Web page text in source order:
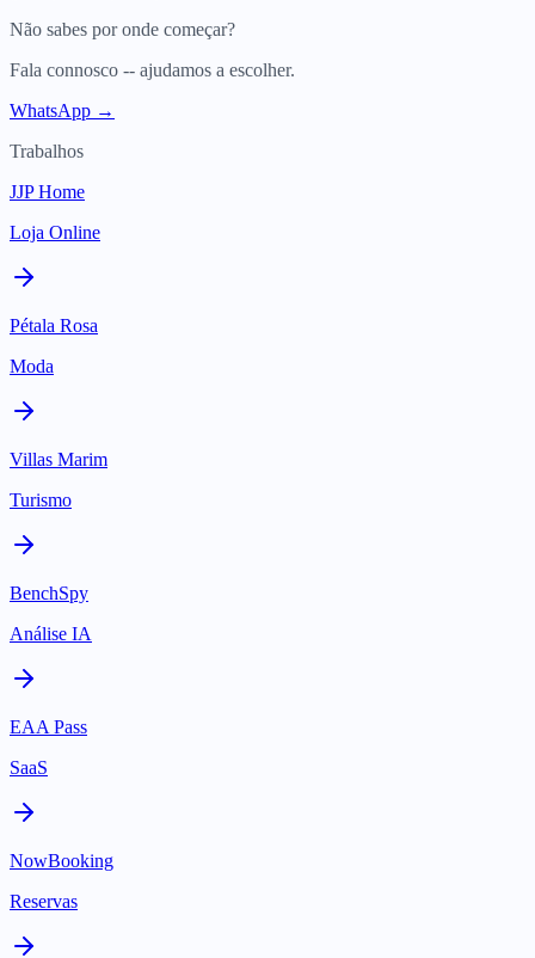
Não sabes por onde começar?
Fala connosco -- ajudamos a escolher.
WhatsApp →
Trabalhos
JJP Home
Loja Online
Pétala Rosa
Moda
Villas Marim
Turismo
BenchSpy
Análise IA
EAA Pass
SaaS
NowBooking
Reservas